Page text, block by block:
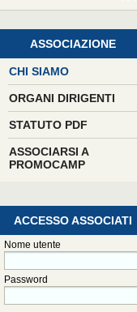
ASSOCIAZIONE
CHI SIAMO
ORGANI DIRIGENTI
STATUTO PDF
ASSOCIARSI A
PROMOCAMP
ACCESSO ASSOCIATI
Nome utente
Password